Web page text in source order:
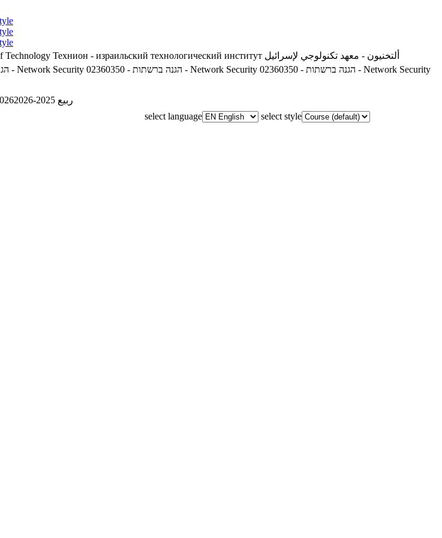
Technology Технион - израильский технологический институт ألتخنيون - معهد تكنولوجي لإسرائيل
02360350 - הגנה ברשתות - Network Security 02360350 - הגנה ברשתות - Network Security 02360350 - הגנה ברשתות - Network Security
ربيع 2025-2026
select language
select style